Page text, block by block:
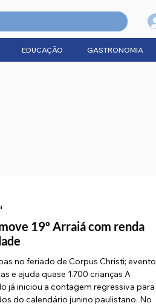
EDUCAÇÃO GASTRONOMIA
19º Arraiá com renda
no feriado de Corpus Christi; evento
e ajuda quase 1.700 crianças A
já iniciou a contagem regressiva para
do calendário junino paulistano. No